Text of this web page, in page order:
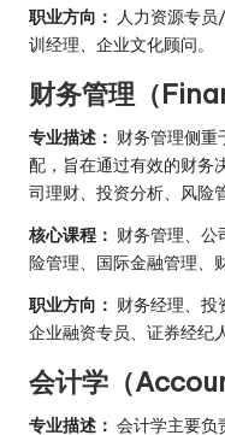
职业方向： 人力资源专
训经理、企业文化顾问。
财务管理（
专业描述： 财务管理侧重
配，旨在通过有效的财务
司理财、投资分析、风险
核心课程： 财务管理、公
险管理、国际金融管理、
职业方向： 财务经理、投
企业融资专员、证券经纪人
会计学（
专业描述： 会计学主要负